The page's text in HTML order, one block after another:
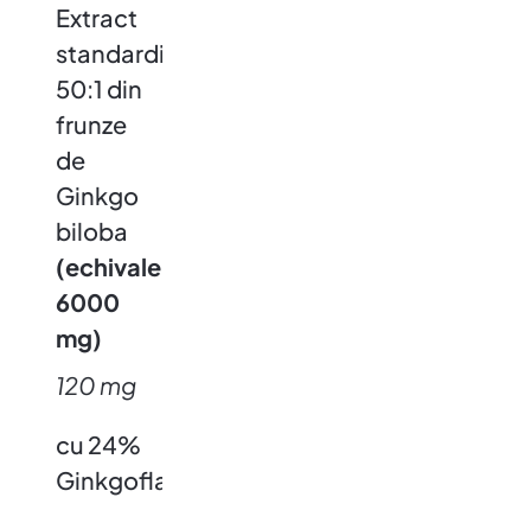
Extract
standardizat
50:1 din
frunze
de
Ginkgo
biloba
(echivalent
6000
mg)
120 mg
cu 24%
Ginkgoflavoglicozide